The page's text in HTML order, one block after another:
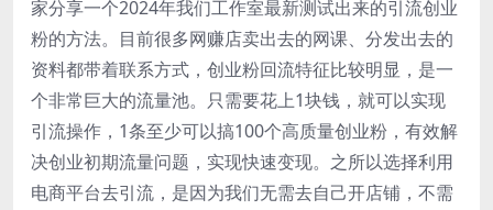
家分享一个2024年我们工作室最新测试出来的引流创业
粉的方法。目前很多网赚店卖出去的网课、分发出去的
资料都带着联系方式，创业粉回流特征比较明显，是一
个非常巨大的流量池。只需要花上1块钱，就可以实现
引流操作，1条至少可以搞100个高质量创业粉，有效解
决创业初期流量问题，实现快速变现。之所以选择利用
电商平台去引流，是因为我们无需去自己开店铺，不需